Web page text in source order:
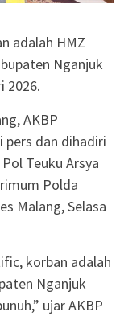
adalah HMZ
Nganjuk
2026.
AKBP
pers dan dihadiri
Teuku Arsya
Polda
Malang, Selasa
korban adalah
Nganjuk
ujar AKBP